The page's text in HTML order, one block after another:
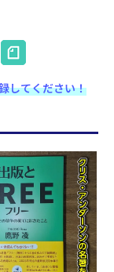
H
してください！